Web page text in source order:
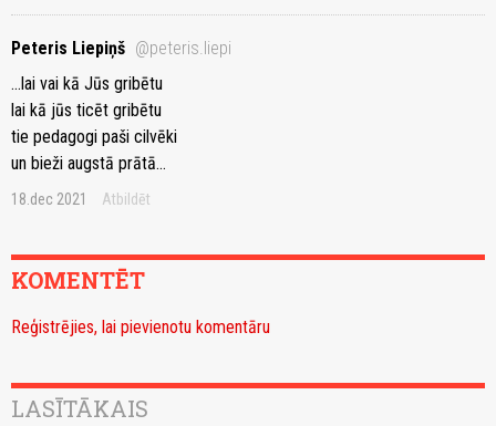
Peteris Liepiņš @peteris.liepi
...lai vai kā Jūs gribētu
lai kā jūs ticēt gribētu
tie pedagogi paši cilvēki
un bieži augstā prātā...
18.dec 2021 Atbildēt
KOMENTĒT
Reģistrējies, lai pievienotu komentāru
LASĪTĀKAIS